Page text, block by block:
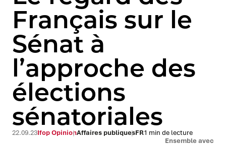
submenu
submenu
submenu
Français sur le
Sénat à
l’approche des
élections
sénatoriales
Ensemble avec
22.09.23Ifop OpinionAffaires publiquesFR1 min de lecture